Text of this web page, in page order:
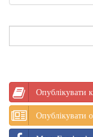
Опублікувати
Опублікувати